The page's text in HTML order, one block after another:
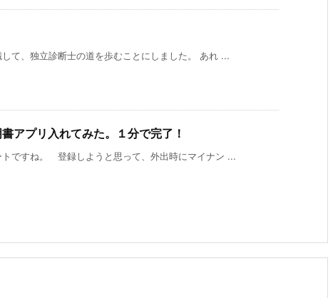
て、独立診断士の道を歩むことにしました。 あれ ...
アプリ入れてみた。１分で完了！
ですね。 登録しようと思って、外出時にマイナン ...